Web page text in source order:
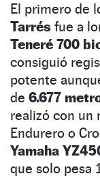
El primero de
Tarrés fue a
Teneré 700
consiguió
potente
de 6.677
realizó con un
Endurero o
Yamaha
que solo pesa